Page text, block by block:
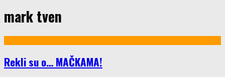
mark tven
Rekli su o… MAČKAMA!